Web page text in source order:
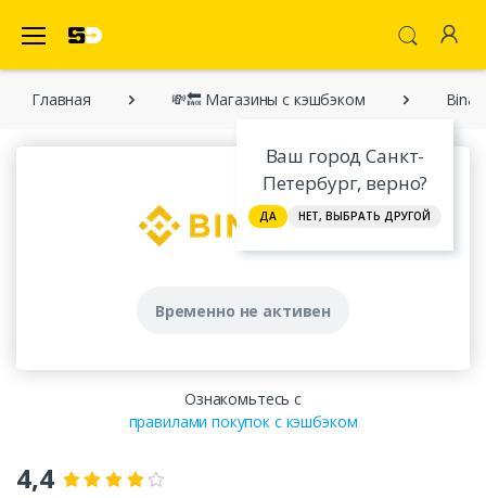
Ваш город Санкт-
Петербург, верно?
ДА НЕТ, ВЫБРАТЬ ДРУГОЙ
Главная 💸🔙 Магазины с кэшбэком
Временно не активен
Ознакомьтесь с
правилами покупок с кэшбэком
4,4